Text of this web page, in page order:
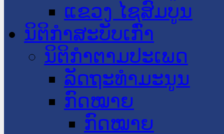
ແຂວງ ໄຊສົມບູນ
ນິຕິກໍາສະບັບເກົ່າ
ນິຕິກຳຕາມປະເພດ
ລັດຖະທໍາມະນູນ
ກົດໝາຍ
ກົດໝາຍ